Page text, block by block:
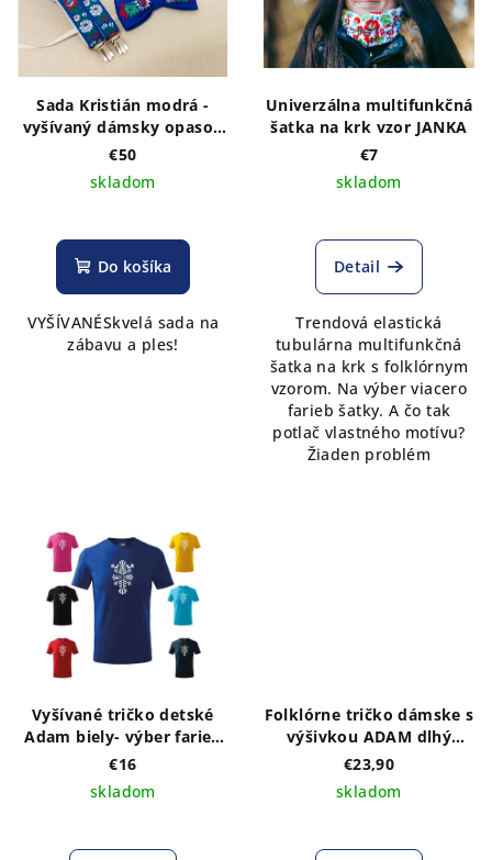
Sada Kristián modrá -
vyšívaný dámsky opasok
a pánsky motýlik +
pánske traky
€50
skladom
Do košíka
VYŠÍVANÉSkvelá sada na
zábavu a ples!
Univerzálna multifunkčná
šatka na krk vzor JANKA
€7
skladom
Detail
Trendová elastická
tubulárna multifunkčná
šatka na krk s folklórnym
vzorom. Na výber viacero
farieb šatky. A čo tak
potlač vlastného motívu?
Žiaden problém
Vyšívané tričko detské
Adam biely- výber farieb
trička
€16
skladom
Folklórne tričko dámske s
výšivkou ADAM dlhý
rukáv
€23,90
skladom